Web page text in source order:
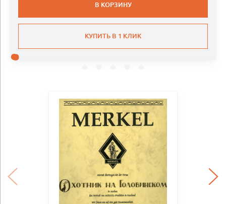
В КОРЗИНУ
КУПИТЬ В 1 КЛИК